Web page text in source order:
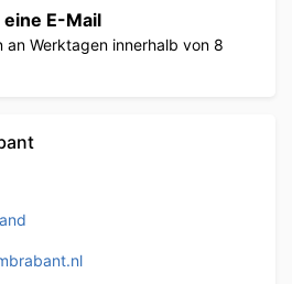
eine E-Mail
an Werktagen innerhalb von 8